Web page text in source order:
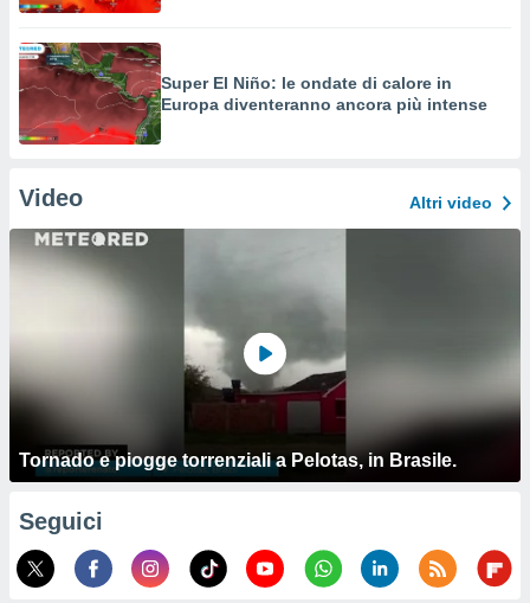
Super El Niño: le ondate di calore in
Europa diventeranno ancora più intense
Video Altri video
Tornado e piogge torrenziali a Pelotas, in Brasile.
Seguici